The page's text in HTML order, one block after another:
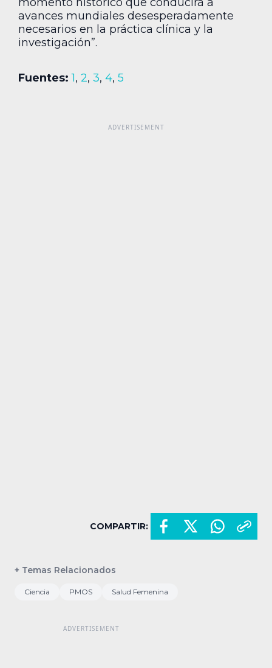
avances mundiales desesperadamente
necesarios en la práctica clínica y la
investigación”.
Fuentes: 1, 2, 3, 4, 5
COMPARTIR:
+ Temas Relacionados
Ciencia PMOS Salud Femenina